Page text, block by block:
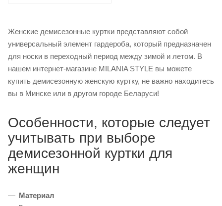
Женские демисезонные куртки представляют собой
универсальный элемент гардероба, который предназначен
для носки в переходный период между зимой и летом. В
нашем интернет-магазине MILANIA STYLE вы можете
купить демисезонную женскую куртку, не важно находитесь
вы в Минске или в другом городе Беларуси!
Особенности, которые следует
учитывать при выборе
демисезонной куртки для
женщин
Материал